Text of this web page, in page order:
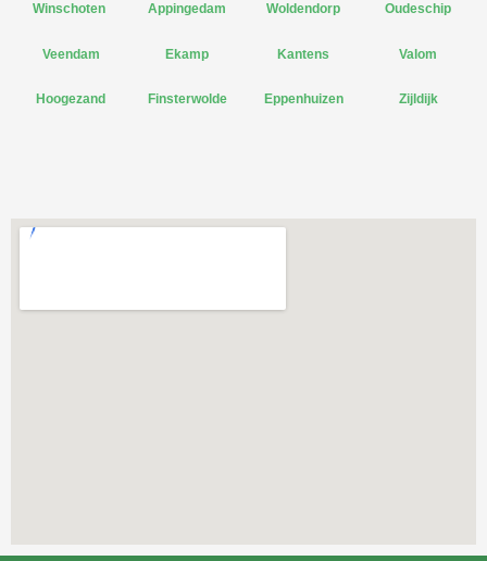
Winschoten
Veendam
Hoogezand
Appingedam
Ekamp
Finsterwolde
Woldendorp
Kantens
Eppenhuizen
Oudeschip
Valom
Zijldijk